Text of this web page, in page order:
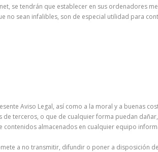
se tendrán que establecer en sus ordenadores
sean infalibles, son de especial utilidad para
Aviso Legal, así como a la moral y a buenas
terceros, o que de cualquier forma puedan
almacenados en cualquier equipo
a no transmitir, difundir o poner a disposición